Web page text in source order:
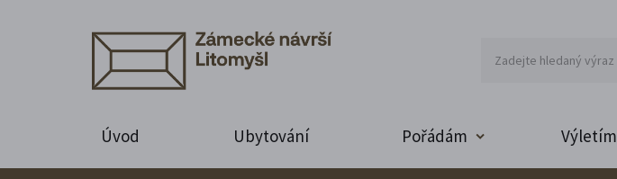
Úvod Ubytování Pořádám Výletím